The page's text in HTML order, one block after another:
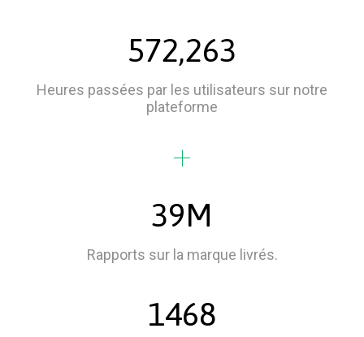
572,263
Heures passées par les utilisateurs sur notre
plateforme
39M
Rapports sur la marque livrés.
1468